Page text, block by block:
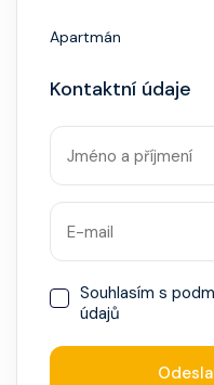
Apartmán
Kontaktní údaje
Souhlasím s
údajů